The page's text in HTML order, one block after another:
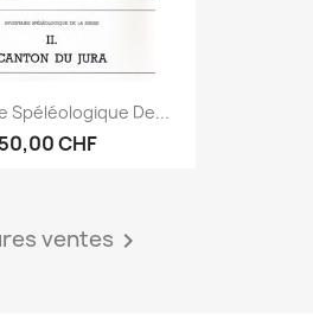
Spéléologique De...
50,00 CHF
ventes 